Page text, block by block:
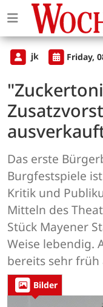
jk Friday,
Das erste
Burgfestspiele
Kritik und
Mitteln des
Stück Mayener
Weise lebendig.
bereits sehr früh
Bilder